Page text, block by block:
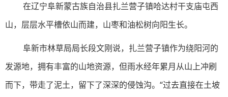
在辽宁阜新蒙古族自治县扎兰营子镇哈达村干支庙屯西
山，层层水平槽依山而建，山枣和油松树向阳生长。
阜新市林草局局长段文刚说，扎兰营子镇作为绕阳河的
发源地，拥有丰富的山地资源，但雨水经年累月从山上冲刷
而下，带走了泥土，留下了深深的侵蚀沟。“过去直接在土坡